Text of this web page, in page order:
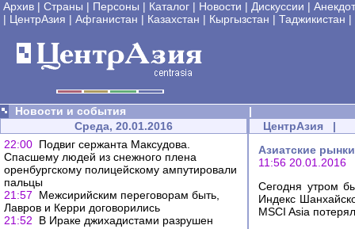
Архив | Страны | Персоны | Каталог | Новости | Дискуссии |
| ЦентрАзия | Афганистан | Казахстан | Кыргызстан | Таджикистан |
Новости и события
|
Среда, 20.01.2016
22:00 Подвиг сержанта Максудова.
Спасшему людей из снежного плена
оренбургскому полицейскому ампутировали
пальцы
21:57
Межсирийским переговорам быть,
Лавров и Керри договорились
21:52
В Ираке джихадистами разрушен
ЦентрАзия |
Азиатские
11:56 20.01.2016
Сегодня утром
Индекс
MSCI Asia